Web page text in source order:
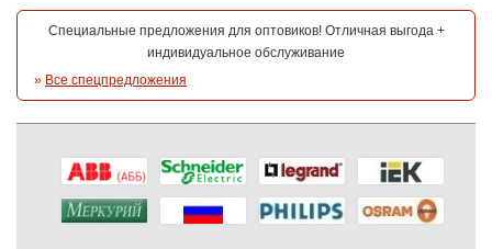
Специальные предложения для оптовиков! Отличная выгода +
индивидуальное обслуживание
» Все спецпредложения